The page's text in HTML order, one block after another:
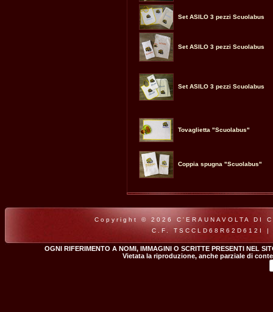
Set ASILO 3 pezzi Scuolabus
Set ASILO 3 pezzi Scuolabus
Set ASILO 3 pezzi Scuolabus
Tovaglietta "Scuolabus"
Coppia spugna "Scuolabus"
Copyright © 2026 C'ERAUNAVOLTA
C.F. TSCCLD68R62D612I
OGNI RIFERIMENTO A NOMI, IMMAGINI O SCRITTE PRESENTI NEL
Vietata la riproduzione, anche parziale di